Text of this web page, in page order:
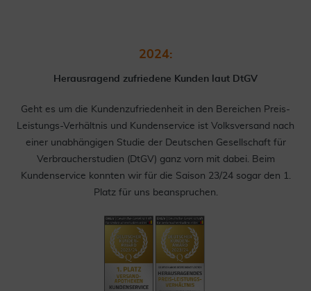
2024:
Herausragend zufriedene Kunden laut DtGV
Geht es um die Kundenzufriedenheit in den Bereichen Preis-
Leistungs-Verhältnis und Kundenservice ist Volksversand nach
einer unabhängigen Studie der Deutschen Gesellschaft für
Verbraucherstudien (DtGV) ganz vorn mit dabei. Beim
Kundenservice konnten wir für die Saison 23/24 sogar den 1.
Platz für uns beanspruchen.